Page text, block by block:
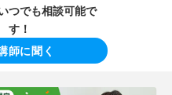
つでも相談可能で
す！
師に聞く